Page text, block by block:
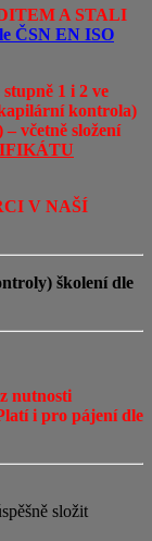
A STALI
ČSN EN ISO
1 i 2 ve
kontrola)
včetně složení
V NAŠÍ
školení dle
nutnosti
i pro pájení dle
složit